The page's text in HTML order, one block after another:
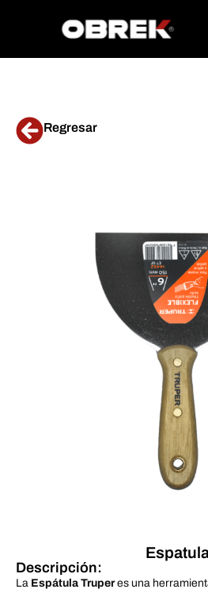
Regresar
Descripción:
La Espátula Truperes una